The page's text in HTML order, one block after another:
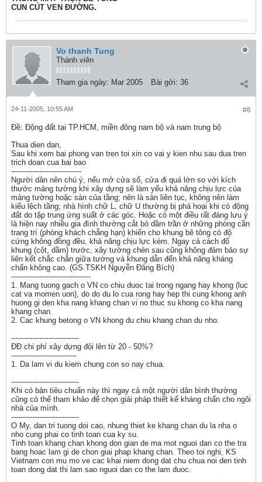
CUN CÚT VEN ĐƯỜNG.
Vo thanh Tung
Thành viên
Tham gia ngày: Mar 2005 Bài gởi: 36
#6
24-11-2005, 10:55 AM
Ðề: Động đất tại TP.HCM, miền đông nam bộ và nam trung bộ
Thua dien dan,
Sau khi xem bai phong van tren toi xin co vai y kien nhu sau dua tren
trich doan cua bai bao
------------------------------
Người dân nên chú ý, nếu mở cửa sổ, cửa đi quá lớn so với kích
thước mảng tường khi xây dựng sẽ làm yếu khả năng chịu lực của
mảng tường hoặc sàn của tầng; nên là sàn liên tục, không nên làm
kiểu lệch tầng; nhà hình chữ L, chữ U thường bị phá hoại khi có động
đất do tập trung ứng suất ở các góc. Hoặc có một điều rất đáng lưu ý
là hiện nay nhiều gia đình thường cắt bỏ dầm trần ở những phòng cần
trang trí (phòng khách chẳng hạn) khiến cho khung bê tông có độ
cứng không đồng đều, khả năng chịu lực kém. Ngay cả cách đổ
khung (cột, dầm) trước, xây tường chèn sau cũng không đảm bảo sự
liên kết chắc chắn giữa tường và khung dẫn đến khả năng kháng
chấn không cao. (GS.TSKH Nguyễn Đăng Bích)
----------------------------------
1. Mang tuong gach o VN co chiu duoc tai trong ngang hay khong (luc
cat va momen uon), do do du lo cua rong hay hep thi cung khong anh
huong gi den kha nang khang chan vi no thuc su khong co kha nang
khang chan.
2. Cac khung betong o VN khong du chiu khang chan du nho.
-----------------------------
ĐĐ chi phí xây dựng đội lên từ 20 - 50%?
----------------------------
1. Da lam vi du kiem chung con so nay chua.
-----------------------------
Khi có bản tiêu chuẩn này thì ngay cả một người dân bình thường
cũng có thể tham khảo để chọn giải pháp thiết kế kháng chấn cho ngôi
nhà của mình.
-----------------------------
O My, dan tri tuong doi cao, nhung thiet ke khang chan du la nha o
nho cung phai co tinh toan cua ky su.
Tinh toan khang chan khong don gian de ma mot nguoi dan co the tra
bang hoac lam gi de chon giai phap khang chan. Theo toi nghi, KS
Vietnam con mu mo ve cac khai niem dong dat chu chua noi den tinh
toan dong dat thi lam sao nguoi dan co the lam duoc.